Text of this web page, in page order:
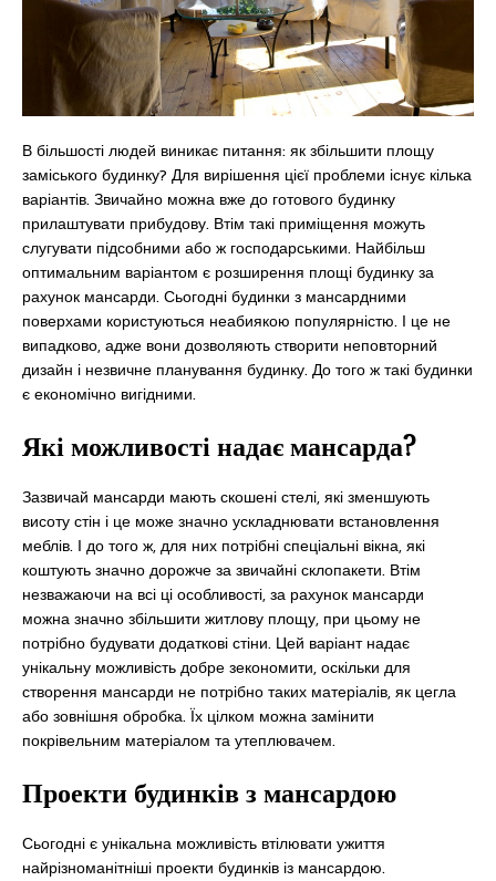
В більшості людей виникає питання: як збільшити площу
заміського будинку? Для вирішення цієї проблеми існує кілька
варіантів. Звичайно можна вже до готового будинку
прилаштувати прибудову. Втім такі приміщення можуть
слугувати підсобними або ж господарськими. Найбільш
оптимальним варіантом є розширення площі будинку за
рахунок мансарди. Сьогодні будинки з мансардними
поверхами користуються неабиякою популярністю. І це не
випадково, адже вони дозволяють створити неповторний
дизайн і незвичне планування будинку. До того ж такі будинки
є економічно вигідними.
Які можливості надає мансарда?
Зазвичай мансарди мають скошені стелі, які зменшують
висоту стін і це може значно ускладнювати встановлення
меблів. І до того ж, для них потрібні спеціальні вікна, які
коштують значно дорожче за звичайні склопакети. Втім
незважаючи на всі ці особливості, за рахунок мансарди
можна значно збільшити житлову площу, при цьому не
потрібно будувати додаткові стіни. Цей варіант надає
унікальну можливість добре зекономити, оскільки для
створення мансарди не потрібно таких матеріалів, як цегла
або зовнішня обробка. Їх цілком можна замінити
покрівельним матеріалом та утеплювачем.
Проекти будинків з мансардою
Сьогодні є унікальна можливість втілювати ужиття
найрізноманітніші проекти будинків із мансардою.